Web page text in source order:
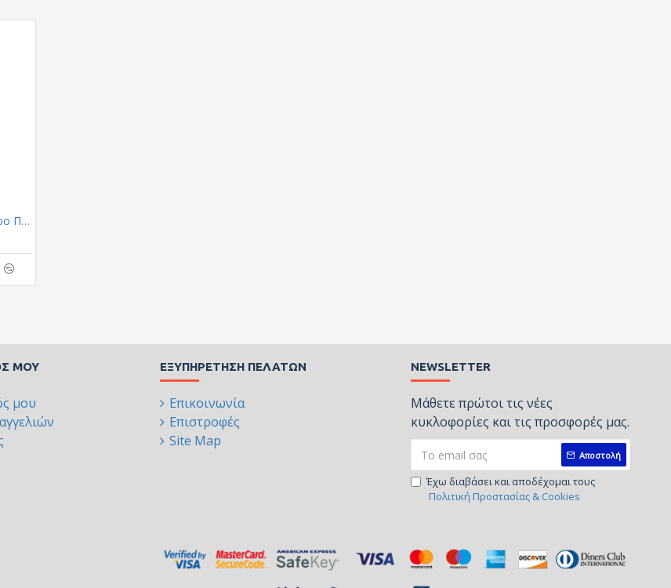
THINK DIFFERENTLY - Κέντρο Παιδιού & Εφήβου (Τσάντα Αγοράς)
ΜΟΥ
μου
ΕΞΥΠΗΡΈΤΗΣΗ ΠΕΛΑΤΏΝ
Επικοινωνία
Επιστροφές
Site Map
NEWSLETTER
Μάθετε πρώτοι τις νέες
κυκλοφορίες και τις προσφορές μας.
Αποστολή
Έχω διαβάσει και αποδέχομαι τους
Πολιτική Προστασίας & Cookies